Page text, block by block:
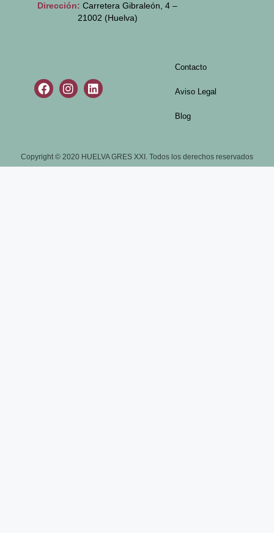
Dirección: Carretera Gibraleón, 4 –
21002 (Huelva)
Contacto
Aviso Legal
Blog
Copyright © 2020 HUELVA GRES XXI. Todos los derechos reservados